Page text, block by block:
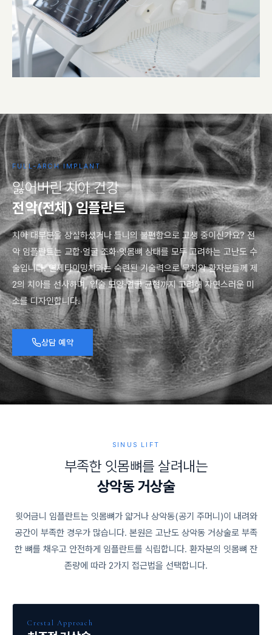
FULL-ARCH IMPLANT
잃어버린치아건강
전악(전체)임플란트
치아 대부분을 상실하셨거나 틀니의 불편함으로 고생 중이신가요? 전
악 임플란트는 교합·얼굴 조화·잇몸뼈 상태를 모두 고려하는 고난도 수
술입니다. 연세타이밍치과는 숙련된 기술력으로 무치악 환자분들께 제
2의 치아를 선사하며, 입술 모양·얼굴 균형까지 고려해 자연스러운 미
소를 디자인합니다.
상담 예약
SINUS LIFT
부족한 잇몸뼈를 살려내는
상악동거상술
윗어금니 임플란트는 잇몸뼈가 얇거나 상악동(공기 주머니)이 내려와
공간이 부족한 경우가 많습니다. 본원은 고난도 상악동 거상술로 부족
한 뼈를 채우고 안전하게 임플란트를 식립합니다. 환자분의 잇몸뼈 잔
존량에 따라 2가지 접근법을 선택합니다.
Crestal Approach